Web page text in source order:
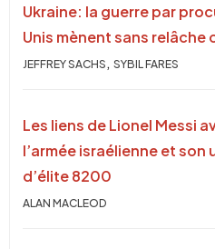
Ukraine: la guerre par
Unis mènent sans relâche
JEFFREY SACHS , SYBIL FARES
Les liens de Lionel Messi
l’armée israélienne et son
d’élite 8200
ALAN MACLEOD